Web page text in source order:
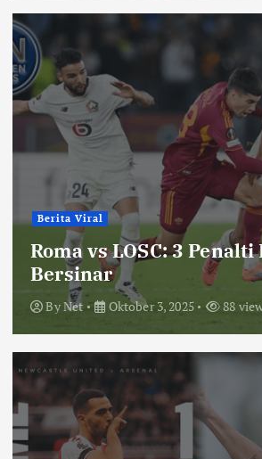
Berita Viral
Roma vs LOSC: 3
Bersinar
ByNet Oktober 3, 2025 88